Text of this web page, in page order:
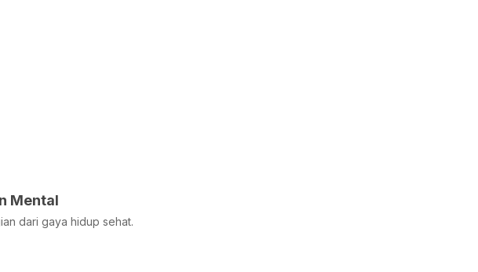
Mental
dari gaya hidup sehat.